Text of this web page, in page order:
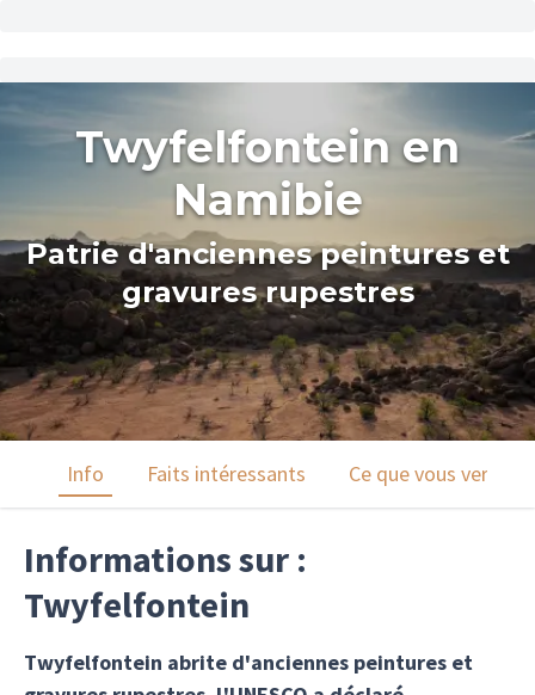
Twyfelfontein en
Namibie
Patrie d'anciennes peintures et
gravures rupestres
Info Faits intéressants Ce que vous verrez
Informations sur :
Twyfelfontein
Twyfelfontein abrite d'anciennes peintures et